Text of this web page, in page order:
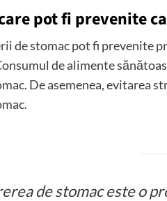
pot fi prevenite
de stomac pot fi prevenite
de alimente
De asemenea, evitarea
de stomac este o